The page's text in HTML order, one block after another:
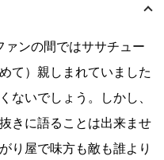
ンの間ではササチュー
て）親しまれていました
ないでしょう。しかし、
きに語ることは出来ませ
り屋で味方も敵も誰より